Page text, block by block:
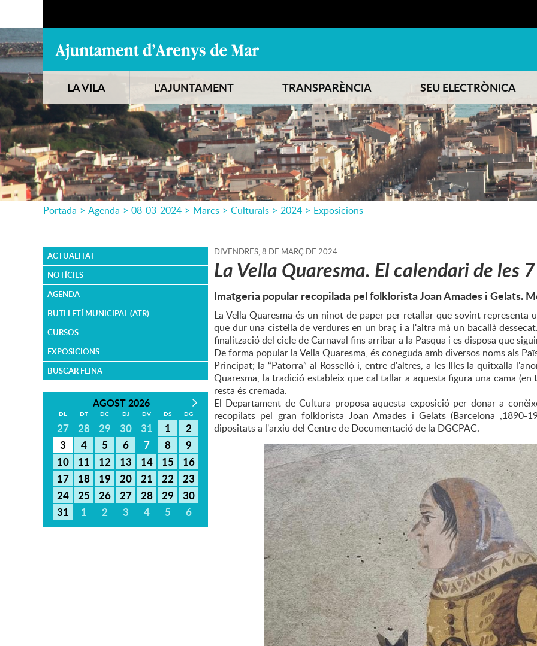
LA VILA L'AJUNTAMENT TRANSPARÈNCIA SEU ELECTRÒNICA
Portada > Agenda > 08-03-2024 > Marcs > Culturals > 2024 > Exposicions
ACTUALITAT
NOTÍCIES
AGENDA
BUTLLETÍ MUNICIPAL (ATR)
CURSOS
EXPOSICIONS
BUSCAR FEINA
AGOST 2026
DL DT DC DJ DV DS DG
27 28 29 30 31 1
2
3
4 5 6 7 8
9
10
11 12 13 14 15
16
17
18 19 20 21 22
23
24
25 26 27 28 29
30
31
1 2 3 4 5 6
DIVENDRES,8 DE MARÇ DE 2024
La Vella Quaresma. El calendari de les
Imatgeria popular recopilada pel folklorista Joan Amades i Gelats.
La Vella Quaresma és un ninot de paper per retallar que sovint representa
que dur una cistella de verdures en un braç i a l'altra mà un bacallà
finalització del cicle de Carnaval fins arribar a la Pasqua i es disposa que
De forma popular la Vella Quaresma, és coneguda amb diversos noms als
Principat; la “Patorra” al Rosselló i, entre d'altres, a les Illes la quitxalla
Quaresma, la tradició estableix que cal tallar a aquesta figura una cama
resta és cremada.
El Departament de Cultura proposa aquesta exposició per donar a
recopilats pel gran folklorista Joan Amades i Gelats (Barcelona ,1890-
dipositats a l'arxiu del Centre de Documentació de la DGCPAC.